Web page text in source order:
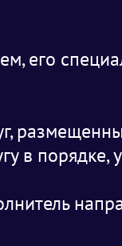
его
в